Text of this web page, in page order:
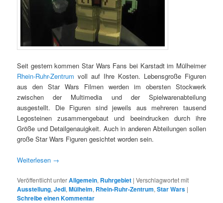
Seit gestern kommen Star Wars Fans bei Karstadt im Mülheimer
Rhein-Ruhr-Zentrum voll auf Ihre Kosten. Lebensgroße Figuren
aus den Star Wars Filmen werden im obersten Stockwerk
zwischen der Multimedia und der Spielwarenabteilung
ausgestellt. Die Figuren sind jeweils aus mehreren tausend
Legosteinen zusammengebaut und beeindrucken durch ihre
Größe und Detailgenauigkeit. Auch in anderen Abteilungen sollen
große Star Wars Figuren gesichtet worden sein.
Weiterlesen →
Veröffentlicht unterAllgemein, Ruhrgebiet |Verschlagwortet mit
Ausstellung,Jedi,Mülheim, Rhein-Ruhr-Zentrum,Star Wars |
Schreibe einen Kommentar